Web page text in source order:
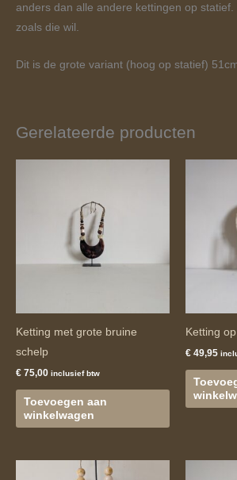
anders dan alle andere kettingen op
zoals die wil.
Dit is de grote variant (hoog op statief)
Gerelateerde producten
Ketting met grote bruine
schelp
€ 75,00 inclusief btw
Toevoegen aan
winkelwagen
Ketting
€ 49,95